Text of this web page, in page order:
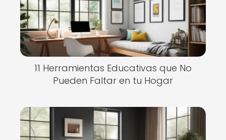
11 Herramientas Educativas que No
Pueden Faltar en tu Hogar